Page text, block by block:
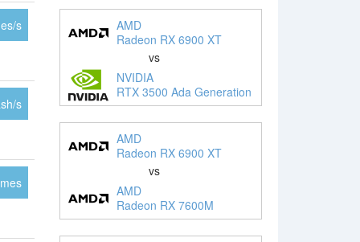
s
s
AMD
Radeon RX 6900 XT
vs
NVIDIA
RTX 3500 Ada Generation
AMD
Radeon RX 6900 XT
vs
AMD
Radeon RX 7600M